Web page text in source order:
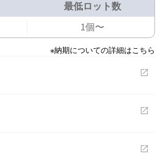
最低ロット数
1個〜
※納期についての詳細はこちら
open_in_new
open_in_new
open_in_new